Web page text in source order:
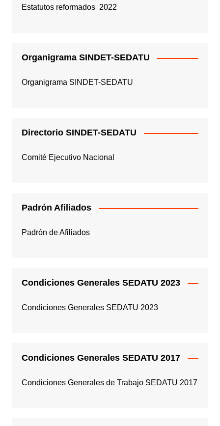
Estatutos reformados 2022
Organigrama SINDET-SEDATU
Organigrama SINDET-SEDATU
Directorio SINDET-SEDATU
Comité Ejecutivo Nacional
Padrón Afiliados
Padrón de Afiliados
Condiciones Generales SEDATU 2023
Condiciones Generales SEDATU 2023
Condiciones Generales SEDATU 2017
Condiciones Generales de Trabajo SEDATU 2017